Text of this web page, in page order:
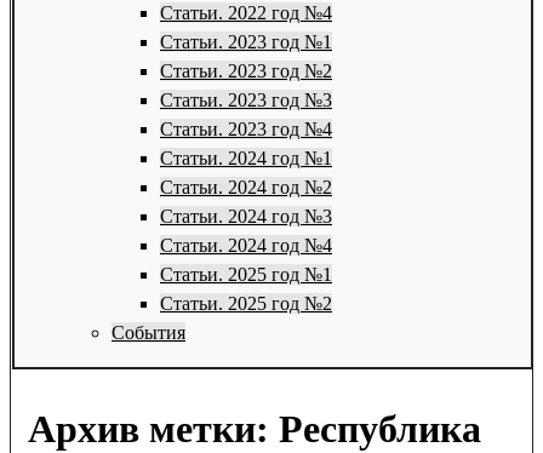
Статьи. 2022 год №4
Статьи. 2023 год №1
Статьи. 2023 год №2
Статьи. 2023 год №3
Статьи. 2023 год №4
Статьи. 2024 год №1
Статьи. 2024 год №2
Статьи. 2024 год №3
Статьи. 2024 год №4
Статьи. 2025 год №1
Статьи. 2025 год №2
События
Архив метки: Республика